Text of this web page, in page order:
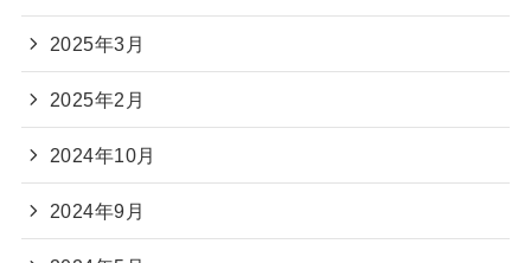
2025年3月
2025年2月
2024年10月
2024年9月